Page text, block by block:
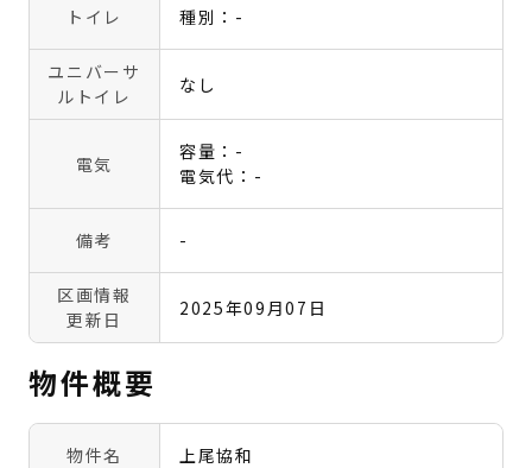
トイレ 種別：-
ユニバーサ
ルトイレ
なし
電気
容量：-
電気代：-
備考 -
区画情報
更新日
2025年09月07日
物件概要
物件名 上尾協和